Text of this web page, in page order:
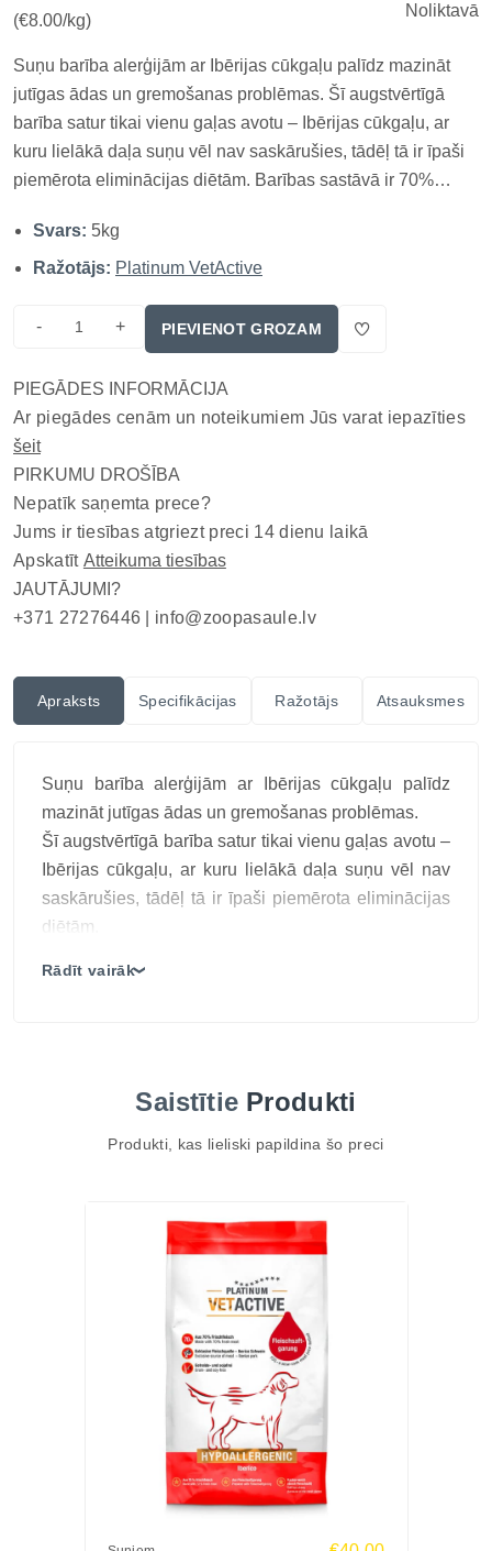
(€8.00/kg)
Noliktavā
Suņu barība alerģijām ar Ibērijas cūkgaļu palīdz mazināt
jutīgas ādas un gremošanas problēmas. Šī augstvērtīgā
barība satur tikai vienu gaļas avotu – Ibērijas cūkgaļu, ar
kuru lielākā daļa suņu vēl nav saskārušies, tādēļ tā ir īpaši
piemērota eliminācijas diētām. Barības sastāvā ir 70%
sagremojamību. Papildus pievienotie zirņi, kartupeļu
ciete,...
Svars: 5kg
Ražotājs: Platinum VetActive
- + PIEVIENOT GROZAM
PIEGĀDES INFORMĀCIJA
Ar piegādes cenām un noteikumiem Jūs varat iepazīties
šeit
PIRKUMU DROŠĪBA
Nepatīk saņemta prece?
Jums ir tiesības atgriezt preci 14 dienu laikā
Apskatīt Atteikuma tiesības
JAUTĀJUMI?
+371 27276446 | info@zoopasaule.lv
Apraksts Specifikācijas Ražotājs Atsauksmes
Suņu barība alerģijām ar Ibērijas cūkgaļu palīdz
mazināt jutīgas ādas un gremošanas problēmas.
Šī augstvērtīgā barība satur tikai vienu gaļas avotu –
Ibērijas cūkgaļu, ar kuru lielākā daļa suņu vēl nav
saskārušies, tādēļ tā ir īpaši piemērota eliminācijas
diētām.
gremošanas sistēmai.
piedevas vai graudus, un ir izstrādāta sadarbībā ar
Galvenās īpašības
Tikai viens dzīvnieku proteīna avots
Bez graudiem, ar viegli sagremojamām sastāvdaļām
Piemērota suņiem ar alerģijām vai pārtikas
Bagātināta ar laša un linsēklu eļļu, dabīgiem
Ražots Lielbritānijā, augsta kvalitāte
Rādīt vairāk❯
Saistītie Produkti
Produkti, kas lieliski papildina šo preci